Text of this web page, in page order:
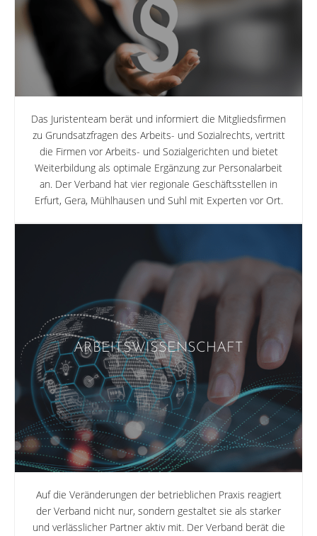
Das Juristenteam berät und informiert die Mitgliedsfirmen
zu Grundsatzfragen des Arbeits- und Sozialrechts, vertritt
die Firmen vor Arbeits- und Sozialgerichten und bietet
Weiterbildung als optimale Ergänzung zur Personalarbeit
an. Der Verband hat vier regionale Geschäftsstellen in
Erfurt, Gera, Mühlhausen und Suhl mit Experten vor Ort.
ARBEITSWISSENSCHAFT
Auf die Veränderungen der betrieblichen Praxis reagiert
der Verband nicht nur, sondern gestaltet sie als starker
und verlässlicher Partner aktiv mit. Der Verband berät die